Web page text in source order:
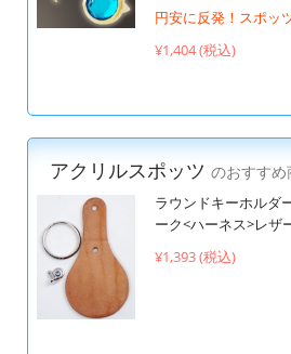
円安に反発！スポッ
¥1,404 (税込)
アクリルスポッツ のおすすめ
ラウンドキーホルダ
ーク<ハーネス>レザ
¥1,393 (税込)